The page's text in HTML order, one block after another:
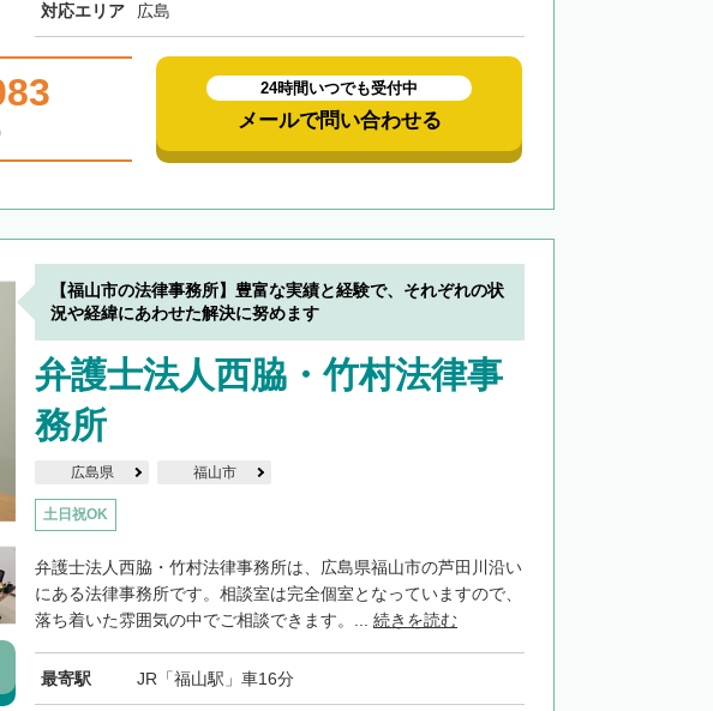
対応エリア 広島
24時間いつでも受付中
メールで問い合わせる
【福山市の法律事務所】豊富な実績と経験で、それぞれの状
況や経緯にあわせた解決に努めます
弁護士法人西脇・竹村法律事
務所
広島県 福山市
土日祝OK
弁護士法人西脇・竹村法律事務所は、広島県福山市の芦田川沿い
にある法律事務所です。相談室は完全個室となっていますので、
落ち着いた雰囲気の中でご相談できます。... 続きを読む
最寄駅 JR「福山駅」車16分